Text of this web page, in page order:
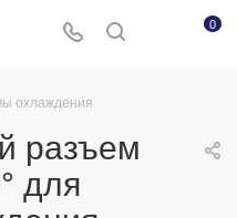
0
охлаждения
разъем
для